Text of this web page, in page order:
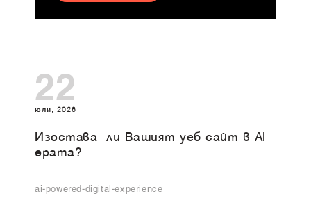
22
юли, 2026
Изоставa ли Вашият уеб сайт в AI
ерата?
ai-powered-digital-experience